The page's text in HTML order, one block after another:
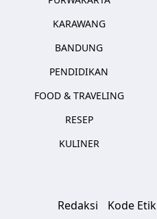
KARAWANG
BANDUNG
PENDIDIKAN
FOOD & TRAVELING
RESEP
KULINER
Redaksi Kode Etik